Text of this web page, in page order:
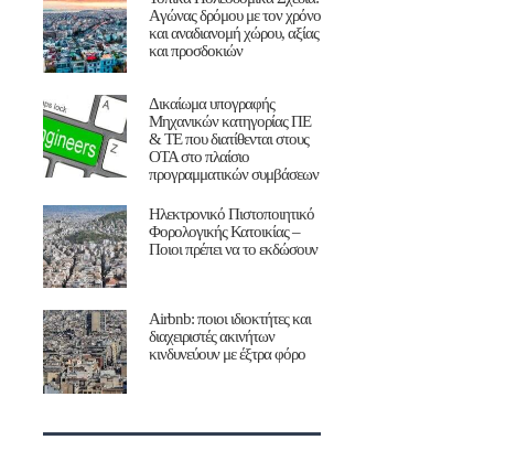
Aγώνας δρόμου με τον χρόνο
και αναδιανομή χώρου, αξίας
και προσδοκιών
Δικαίωμα υπογραφής
Μηχανικών κατηγορίας ΠΕ
& ΤΕ που διατίθενται στους
ΟΤΑ στο πλαίσιο
προγραμματικών συμβάσεων
Ηλεκτρονικό Πιστοποιητικό
Φορολογικής Κατοικίας –
Ποιοι πρέπει να το εκδώσουν
Airbnb: ποιοι ιδιοκτήτες και
διαχειριστές ακινήτων
κινδυνεύουν με έξτρα φόρο